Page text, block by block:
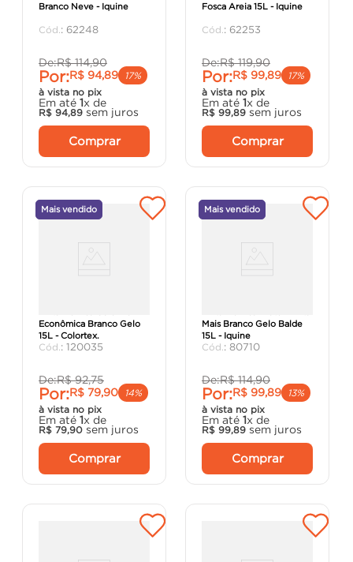
Branco Neve - Iquine
: 62248
De:R$ 114,90
Por:R$ 94,89
17%
à vista no pix
Em até 1x de
R$ 94,89 sem juros
Comprar
Fosca Areia 15L - Iquine
: 62253
De:R$ 119,90
Por:R$ 99,89
17%
à vista no pix
Em até 1x de
R$ 99,89 sem juros
Comprar
Mais vendido
Econômica Branco Gelo
15L - Colortex.
: 120035
De:R$ 92,75
Por:R$ 79,90
14%
à vista no pix
Em até 1x de
R$ 79,90 sem juros
Comprar
Mais vendido
Mais Branco Gelo Balde
15L - Iquine
: 80710
De:R$ 114,90
Por:R$ 99,89
13%
à vista no pix
Em até 1x de
R$ 99,89 sem juros
Comprar